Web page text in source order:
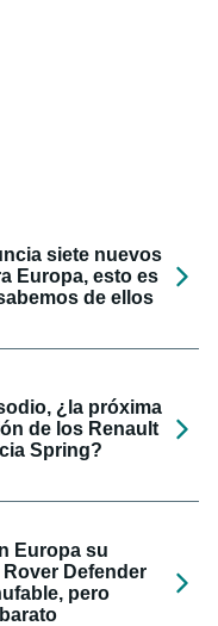
siete nuevos
Europa, esto es
de ellos
¿la próxima
de los Renault
Spring?
Europa su
Defender
pero